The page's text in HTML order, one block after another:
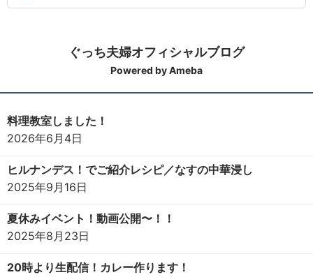
ぐっち夫婦オフィシャルブログ
Powered by Ameba
料理教室しました！
2026年6月4日
ヒルナンデス！でご紹介レシピ／なすの中華浸し
2025年9月16日
夏休みイベント！動画公開〜！！
2025年8月23日
20時より生配信！カレー作ります！